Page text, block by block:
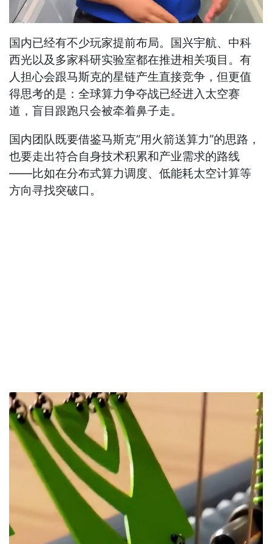
国内已经有不少玩家提前布局。国兴宇航、中科
西光以及多家科研实验室都在推进相关项目。有
人担心会跟马斯克的星链产生直接竞争，但更值
得思考的是：全球算力争夺战已经进入太空赛
道，盲目跟跑只会被牵着鼻子走。
国内团队既要借鉴马斯克“用火箭送算力”的思路，
也要走出符合自身技术积累和产业需求的路线
——比如在分布式算力调度、低能耗太空计算等
方向寻找突破口。